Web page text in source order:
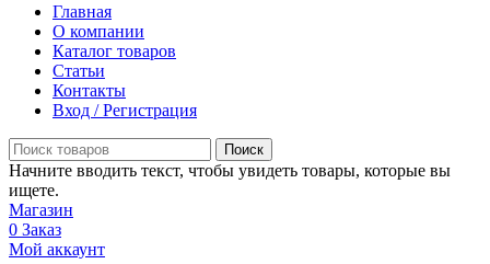
Главная
О компании
Каталог товаров
Статьи
Контакты
Вход / Регистрация
Поиск
Начните вводить текст, чтобы увидеть товары, которые вы
ищете.
Магазин
0 Заказ
Мой аккаунт